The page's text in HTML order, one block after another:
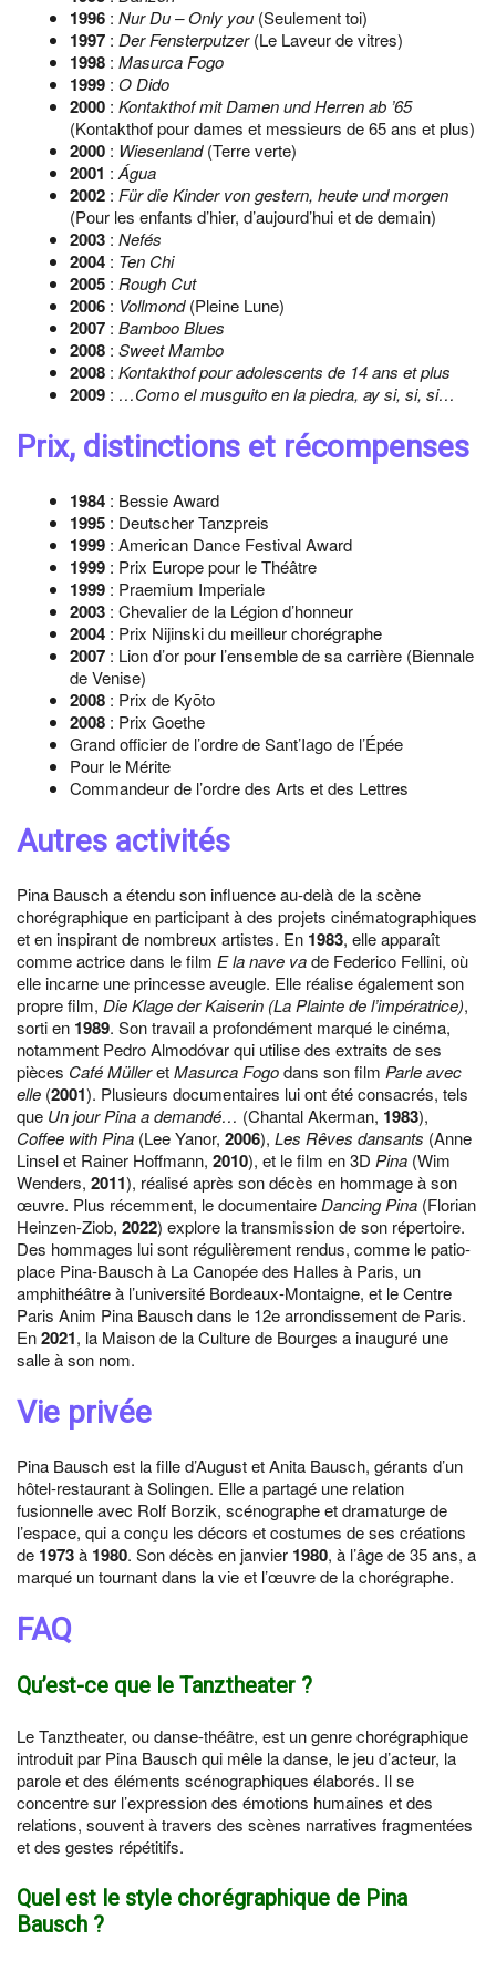
1996 : Nur Du – Only you (Seulement toi)
1997 : Der Fensterputzer(Le Laveur de vitres)
1998 : Masurca Fogo
1999 : O Dido
2000 : Kontakthof mit Damen und Herren ab ’65
(Kontakthof pour dames et messieurs de 65 ans et plus)
2000 : Wiesenland(Terre verte)
2001 : Água
2002 : Für die Kinder von gestern, heute und morgen
(Pour les enfants d’hier, d’aujourd’hui et de demain)
2003 : Nefés
2004 : Ten Chi
2005 : Rough Cut
2006 : Vollmond(Pleine Lune)
2007 : Bamboo Blues
2008 : Sweet Mambo
2008 : Kontakthof pour adolescents de 14 ans et plus
2009 : …Como el musguito en la piedra, ay si, si, si…
Prix, distinctions et récompenses
1984 : Bessie Award
1995 : Deutscher Tanzpreis
1999 : American Dance Festival Award
1999 : Prix Europe pour le Théâtre
1999 : Praemium Imperiale
2003 : Chevalier de la Légion d’honneur
2004 : Prix Nijinski du meilleur chorégraphe
2007 : Lion d’or pour l’ensemble de sa carrière (Biennale
de Venise)
2008 : Prix de Kyōto
2008 : Prix Goethe
Grand officier de l’ordre de Sant’Iago de l’Épée
Pour le Mérite
Commandeur de l’ordre des Arts et des Lettres
Autres activités
Pina Bausch a étendu son influence au-delà de la scène
chorégraphique en participant à des projets cinématographiques
et en inspirant de nombreux artistes. En 1983, elle apparaît
comme actrice dans le film E la nave vade Federico Fellini, où
elle incarne une princesse aveugle. Elle réalise également son
propre film, Die Klage der Kaiserin (La Plainte de l’impératrice),
sorti en 1989. Son travail a profondément marqué le cinéma,
notamment Pedro Almodóvar qui utilise des extraits de ses
pièces Café MülleretMasurca Fogodans son film Parle avec
elle (2001). Plusieurs documentaires lui ont été consacrés, tels
que Un jour Pina a demandé… (Chantal Akerman, 1983),
Coffee with Pina (Lee Yanor, 2006), Les Rêves dansants (Anne
Linsel et Rainer Hoffmann, 2010), et le film en 3D Pina (Wim
Wenders, 2011), réalisé après son décès en hommage à son
œuvre. Plus récemment, le documentaire Dancing Pina (Florian
Heinzen-Ziob, 2022) explore la transmission de son répertoire.
Des hommages lui sont régulièrement rendus, comme le patio-
place Pina-Bausch à La Canopée des Halles à Paris, un
amphithéâtre à l’université Bordeaux-Montaigne, et le Centre
Paris Anim Pina Bausch dans le 12e arrondissement de Paris.
En2021, la Maison de la Culture de Bourges a inauguré une
salle à son nom.
Vie privée
Pina Bausch est la fille d’August et Anita Bausch, gérants d’un
hôtel-restaurant à Solingen. Elle a partagé une relation
fusionnelle avec Rolf Borzik, scénographe et dramaturge de
l’espace, qui a conçu les décors et costumes de ses créations
de 1973à 1980. Son décès en janvier 1980, à l’âge de 35 ans, a
marqué un tournant dans la vie et l’œuvre de la chorégraphe.
FAQ
Qu’est-ce que le Tanztheater ?
Le Tanztheater, ou danse-théâtre, est un genre chorégraphique
introduit par Pina Bausch qui mêle la danse, le jeu d’acteur, la
parole et des éléments scénographiques élaborés. Il se
concentre sur l’expression des émotions humaines et des
relations, souvent à travers des scènes narratives fragmentées
et des gestes répétitifs.
Quel est le style chorégraphique de Pina
Bausch ?